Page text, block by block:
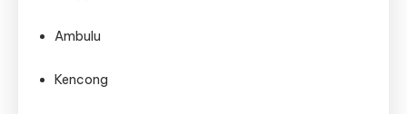
Ambulu
Kencong